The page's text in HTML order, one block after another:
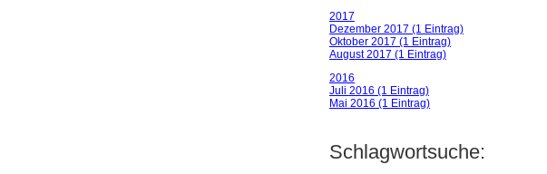
2017
Dezember 2017 (1 Eintrag)
Oktober 2017 (1 Eintrag)
August 2017 (1 Eintrag)
2016
Juli 2016 (1 Eintrag)
Mai 2016 (1 Eintrag)
Schlagwortsuche: